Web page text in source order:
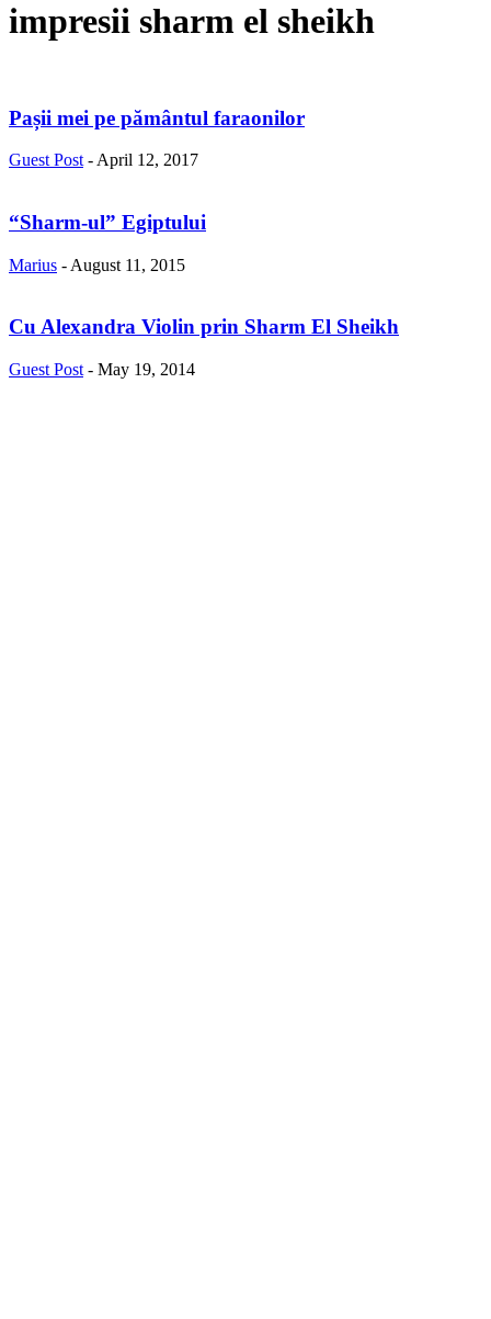
impresii sharm el sheikh
Pașii mei pe pământul faraonilor
Guest Post - April 12, 2017
“Sharm-ul” Egiptului
Marius - August 11, 2015
Cu Alexandra Violin prin Sharm El Sheikh
Guest Post - May 19, 2014